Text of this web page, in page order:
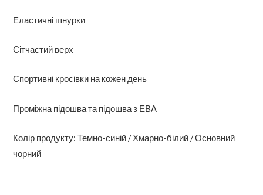
Еластичні шнурки
Сітчастий верх
Спортивні кросівки на кожен день
Проміжна підошва та підошва з ЕВА
Колір продукту: Темно-синій / Хмарно-білий / Основний
чорний